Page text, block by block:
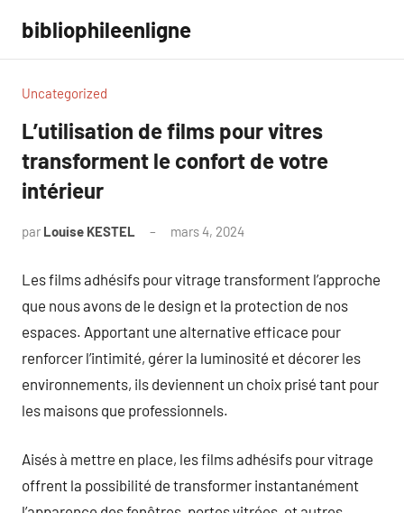
contenu
bibliophileenligne
Uncategorized
L’utilisation de films pour vitres
transforment le confort de votre
intérieur
par Louise KESTEL mars 4, 2024
Les films adhésifs pour vitrage transforment l’approche
que nous avons de le design et la protection de nos
espaces. Apportant une alternative efficace pour
renforcer l’intimité, gérer la luminosité et décorer les
environnements, ils deviennent un choix prisé tant pour
les maisons que professionnels.
Aisés à mettre en place, les films adhésifs pour vitrage
offrent la possibilité de transformer instantanément